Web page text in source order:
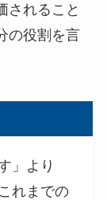
されること
の役割を言
」より
れまでの